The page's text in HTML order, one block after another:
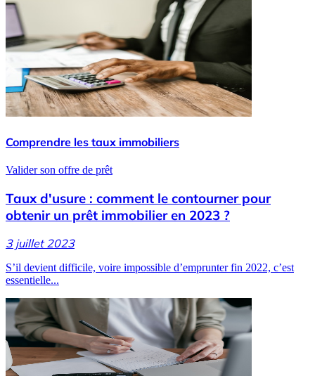
Comprendre les taux immobiliers
Valider son offre de prêt
Taux d'usure : comment le contourner pour
obtenir un prêt immobilier en 2023 ?
3 juillet 2023
S’il devient difficile, voire impossible d’emprunter fin 2022, c’est
essentielle...